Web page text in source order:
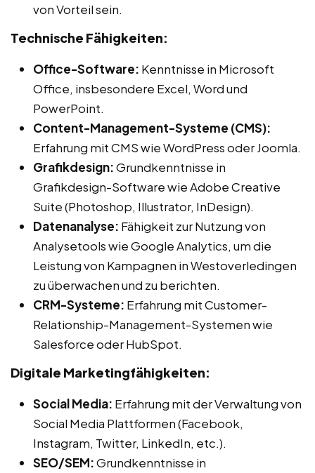
von Vorteil sein.
Technische Fähigkeiten:
Office-Software: Kenntnisse in Microsoft
Office, insbesondere Excel, Word und
PowerPoint.
Content-Management-Systeme (CMS):
Erfahrung mit CMS wie WordPress oder Joomla.
Grafikdesign:Grundkenntnisse in
Grafikdesign-Software wie Adobe Creative
Suite (Photoshop, Illustrator, InDesign).
Datenanalyse: Fähigkeit zur Nutzung von
Analysetools wie Google Analytics, um die
Leistung von Kampagnen in Westoverledingen
zu überwachen und zu berichten.
CRM-Systeme: Erfahrung mit Customer-
Relationship-Management-Systemen wie
Salesforce oder HubSpot.
Digitale Marketingfähigkeiten:
Social Media: Erfahrung mit der Verwaltung von
Social Media Plattformen (Facebook,
Instagram, Twitter, LinkedIn, etc.).
SEO/SEM:Grundkenntnisse in